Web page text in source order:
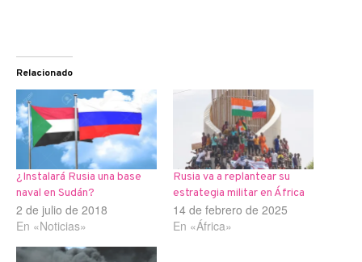
Relacionado
¿Instalará Rusia una base
naval en Sudán?
2 de julio de 2018
En «Noticias»
Rusia va a replantear su
estrategia militar en África
14 de febrero de 2025
En «África»